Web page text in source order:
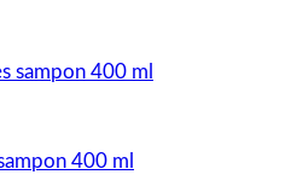
400 ml